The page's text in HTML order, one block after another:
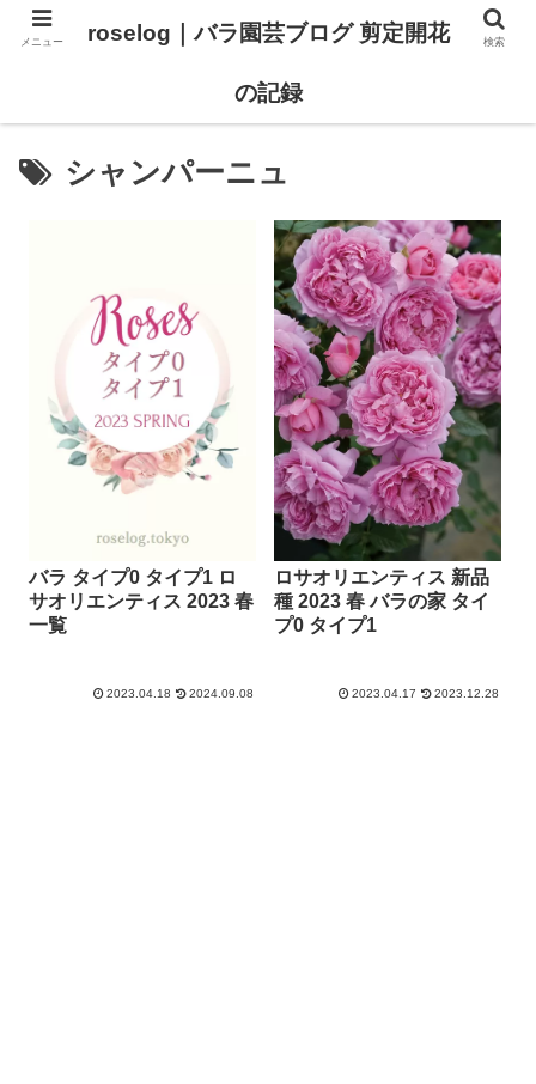
シャンパーニュ
バラ タイプ0 タイプ1 ロ
サオリエンティス 2023 春
一覧
2023.04.18 2024.09.08
ロサオリエンティス 新品
種 2023 春 バラの家 タイ
プ0 タイプ1
2023.04.17 2023.12.28
メニュー roselog｜バラ園芸ブログ 剪定開花
の記録
検索